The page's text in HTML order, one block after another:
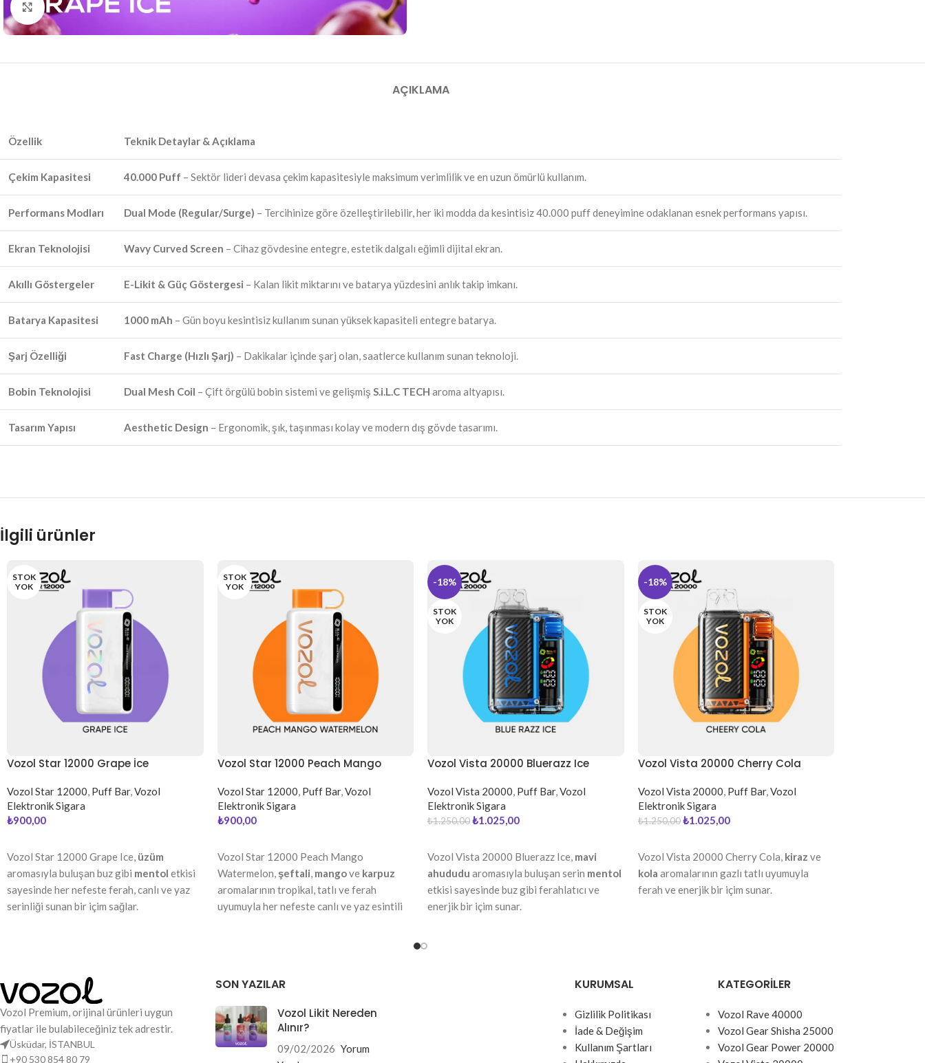
Büyütmek için tıkla
AÇIKLAMA
Özellik Teknik Detaylar & Açıklama
Çekim Kapasitesi 40.000 Puff – Sektör lideri devasa çekim kapasitesiyle maksimum verimlilik ve en uzun ömürlü kullanım.
Performans Modları Dual Mode (Regular/Surge) – Tercihinize göre özelleştirilebilir, her iki modda da kesintisiz 40.000 puff deneyimine odaklanan esnek performans yapısı.
Ekran Teknolojisi Wavy Curved Screen – Cihaz gövdesine entegre, estetik dalgalı eğimli dijital ekran.
Akıllı Göstergeler E-Likit & Güç Göstergesi – Kalan likit miktarını ve batarya yüzdesini anlık takip imkanı.
Batarya Kapasitesi 1000 mAh – Gün boyu kesintisiz kullanım sunan yüksek kapasiteli entegre batarya.
Şarj Özelliği Fast Charge (Hızlı Şarj) – Dakikalar içinde şarj olan, saatlerce kullanım sunan teknoloji.
Bobin Teknolojisi Dual Mesh Coil – Çift örgülü bobin sistemi ve gelişmiş S.i.L.C TECH aroma altyapısı.
Tasarım Yapısı Aesthetic Design – Ergonomik, şık, taşınması kolay ve modern dış gövde tasarımı.
İlgili ürünler
STOK
YOK
Vozol Star 12000 Grape İce
Vozol Star 12000, Puff Bar,Vozol
Elektronik Sigara
₺900,00
Vozol Star 12000 Grape Ice, üzüm
aromasıyla buluşan buz gibi mentol etkisi
sayesinde her nefeste ferah, canlı ve yaz
serinliği sunan bir içim sağlar.
STOK
YOK
Vozol Star 12000 Peach Mango
Vozol Star 12000, Puff Bar,Vozol
Elektronik Sigara
₺900,00
Vozol Star 12000 Peach Mango
Watermelon,şeftali, mangove karpuz
aromalarının tropikal, tatlı ve ferah
uyumuyla her nefeste canlı ve yaz esintili
-18%
STOK
YOK
Vozol Vista 20000 Bluerazz Ice
Vozol Vista 20000, Puff Bar,Vozol
Elektronik Sigara
₺1.250,00₺1.025,00
Vozol Vista 20000 Bluerazz Ice, mavi
ahududu aromasıyla buluşan serin mentol
etkisi sayesinde buz gibi ferahlatıcı ve
enerjik bir içim sunar.
-18%
STOK
YOK
Vozol Vista 20000 Cherry Cola
Vozol Vista 20000, Puff Bar,Vozol
Elektronik Sigara
₺1.250,00 ₺1.025,00
Vozol Vista 20000 Cherry Cola, kiraz ve
kola aromalarının gazlı tatlı uyumuyla
ferah ve enerjik bir içim sunar.
Vozol Premium, orijinal ürünleri uygun
fiyatlar ile bulabileceğiniz tek adrestir.
Üsküdar, İSTANBUL
+90 530 854 80 79
SON YAZILAR
Vozol Likit Nereden
Alınır?
09/02/2026 Yorum
KURUMSAL
Gizlilik Politikası
İade & Değişim
Kullanım Şartları
KATEGORILER
Vozol Rave 40000
Vozol Gear Shisha 25000
Vozol Gear Power 20000